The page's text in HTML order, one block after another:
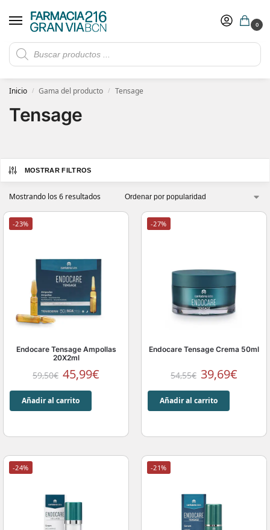
0
Rebajas de verano hasta -30%
​ 5€ de descuento con el cupón 5GRANVIA (compras superiores a 150€)
Inicio / Gama del producto / Tensage
Tensage
MOSTRAR FILTROS
Mostrando los 6 resultados
-23%
Endocare Tensage Ampollas
20X2ml
59,50€ 45,99€
Añadir al carrito
-27%
Endocare Tensage Crema 50ml
54,55€ 39,69€
Añadir al carrito
-24% -21%